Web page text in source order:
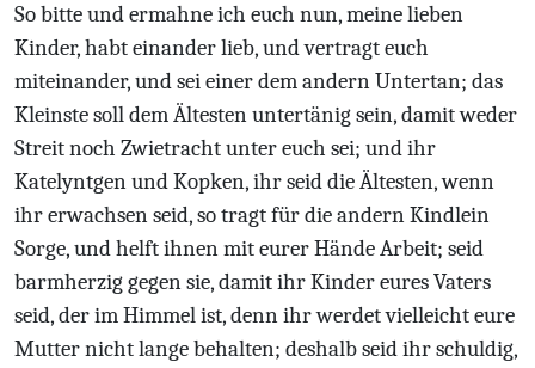
So bitte und ermahne ich euch nun, meine lieben
Kinder, habt einander lieb, und vertragt euch
miteinander, und sei einer dem andern Untertan; das
Kleinste soll dem Ältesten untertänig sein, damit weder
Streit noch Zwietracht unter euch sei; und ihr
Katelyntgen und Kopken, ihr seid die Ältesten, wenn
ihr erwachsen seid, so tragt für die andern Kindlein
Sorge, und helft ihnen mit eurer Hände Arbeit; seid
barmherzig gegen sie, damit ihr Kinder eures Vaters
seid, der im Himmel ist, denn ihr werdet vielleicht eure
Mutter nicht lange behalten; deshalb seid ihr schuldig,